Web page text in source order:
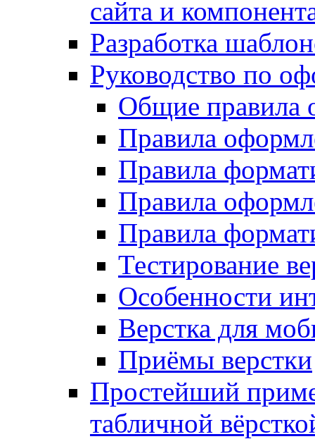
сайта и
Разработка
Руководство по
Общие правила
Правила
Правила
Правила
Правила
Тестирование
Особенности
Верстка для
Приёмы верстки
Простейший
табличной